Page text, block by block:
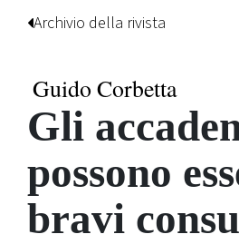
Archivio della rivista
Guido Corbetta
Gli
possono
bravi